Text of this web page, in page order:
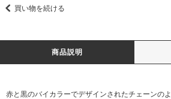
買い物を続ける
商品説明
赤と黒のバイカラーでデザインされたチェーンの